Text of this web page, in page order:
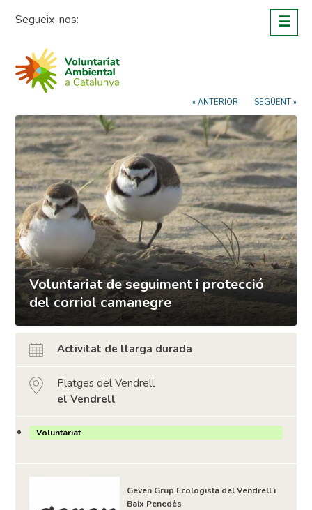
Segueix-nos: ☰
« ANTERIOR SEGÜENT »
Voluntariat de seguiment i protecció
del corriol camanegre
Activitat de llarga durada
Platges del Vendrell
el Vendrell
Voluntariat
Geven Grup Ecologista del Vendrell i
Baix Penedès